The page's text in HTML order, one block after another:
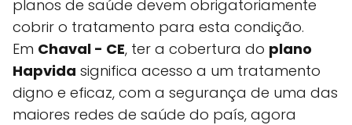
planos de saúde devem obrigatoriamente
cobrir o tratamento para esta condição.
Em Chaval - CE, ter a cobertura do plano
Hapvida significa acesso a um tratamento
digno e eficaz, com a segurança de uma das
maiores redes de saúde do país, agora